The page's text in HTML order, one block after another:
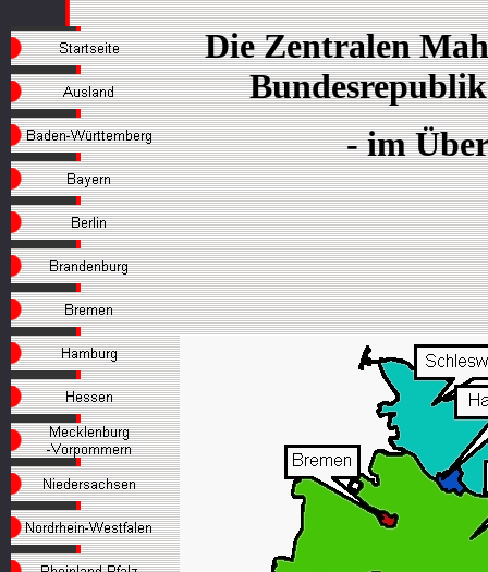
Die Zentralen
- im